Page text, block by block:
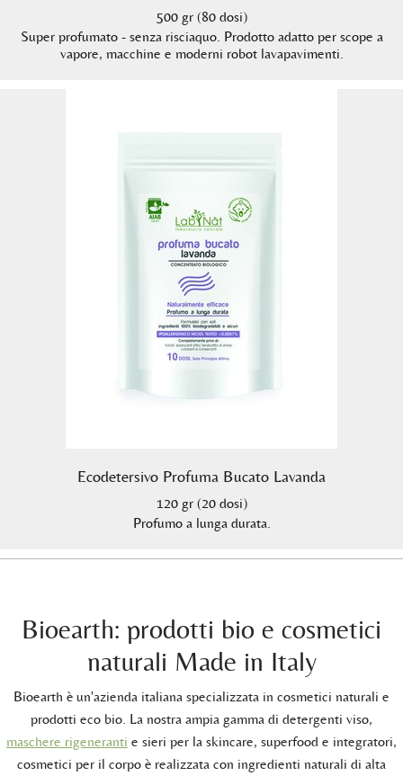
500 gr (80 dosi)
Super profumato - senza risciaquo. Prodotto adatto per scope a
vapore, macchine e moderni robot lavapavimenti.
Ecodetersivo Profuma Bucato Lavanda
120 gr (20 dosi)
Profumo a lunga durata.
Bioearth: prodotti bio e cosmetici
naturali Made in Italy
Bioearth è un'azienda italiana specializzata in cosmetici naturali e
prodotti eco bio. La nostra ampia gamma di detergenti viso,
maschere rigeneranti e sieri per la skincare, superfood e integratori,
cosmetici per il corpo è realizzata con ingredienti naturali di alta